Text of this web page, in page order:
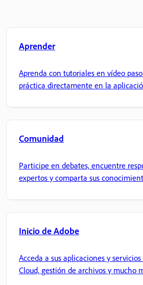
Aprender
Aprenda con tutoriales en vídeo
práctica directamente en la
Comunidad
Participe en debates, encuentre
expertos y comparta sus
Inicio de Adobe
Acceda a sus aplicaciones y
Cloud, gestión de archivos y mucho